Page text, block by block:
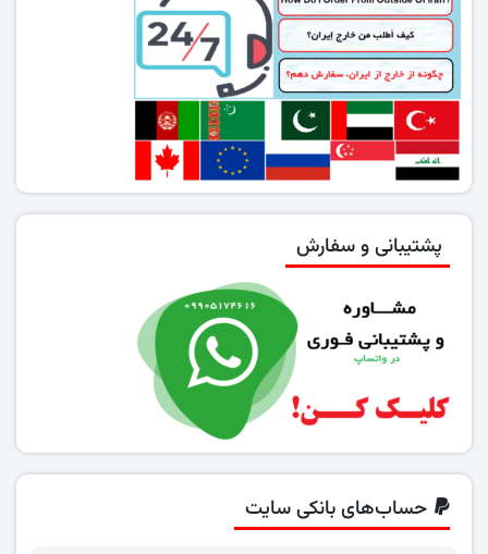
پشتیبانی و سفارش
حساب‌های بانکی سایت